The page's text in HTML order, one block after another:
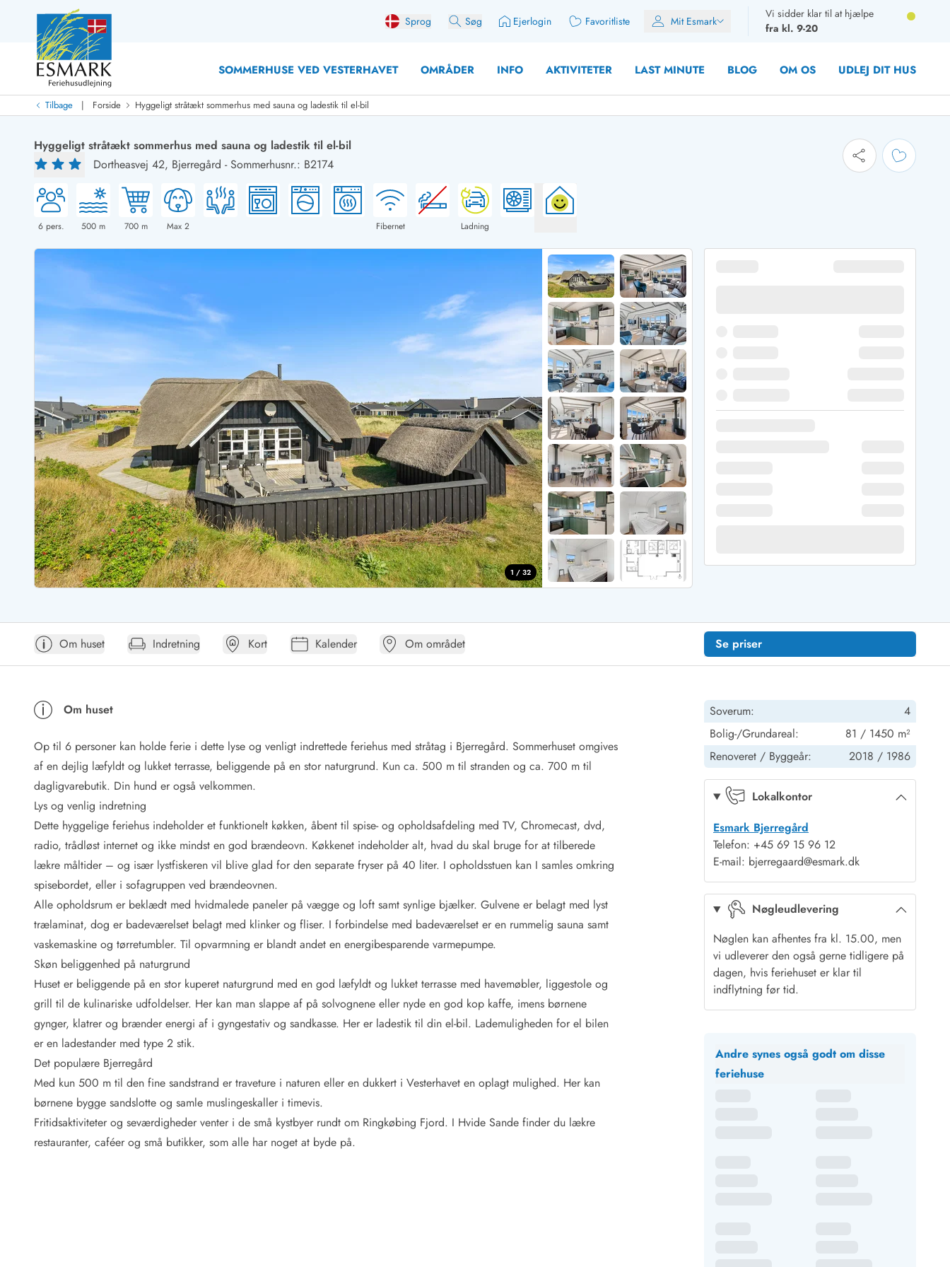
Sprog Søg Ejerlogin Favoritliste Mit Esmark
Vi sidder klar til at hjælpe
fra kl. 9-20
SOMMERHUSE VED VESTERHAVET OMRÅDER INFO AKTIVITETER LAST MINUTE BLOG OM OS UDLEJ DIT HUS
Last Minute
Last minute
Nyheder
Nyheder hos EsmarkMed swimmingpoolSommerhuse med hund
Nyrenoverede sommerhuse
Sommerhuse med slutrengøring inklusive
Sommerhuse tæt ved vandet
Nybyggede sommerhuse
Sommerhuse med sauna
Røgfrie/ikke-ryger sommerhuse
Sommerhuse med udsigt
Sommerhuse med spa
Sommerhuse med fredagsskift
Sommerhuse med lørdagsskift
Sommerhuse med søndagsskift
Sommerhuse med plads til fangsten
Sommerhuse med aktivitetsrum
Sommerhuse for 6 Personer
Sommerhuse for 8 Personer
Sommerhuse for 10 personer
Sommerhuse for 12 Personer
Sommerhuse i påskeferien
Sommerhuse i sommerferien
Sommerhuse i efterårsferien
Sommerhuse i vinterferien
Sommerhuse i juleferien
Sommerhuse til nytår
Sommerhuse i Bjerregård Sommerhuse i BlåvandSommerhuse i Hvide Sande
Sommerhuse i Søndervig
Sommerhuse i Årgab
Sommerhuse i Arrild
Sommerhuse i Bjerregård
Sommerhuse i Blåvand
Sommerhuse i Bork Havn
Sommerhuse i Fjand
Sommerhuse på Fanø
Sommerhuse i Grærup Strand
Sommerhuse i Haurvig
Sommerhuse i Henne Strand
Sommerhuse i Ho
Sommerhuse i Houstrup
Sommerhuse i Houvig
Sommerhus på Holmsland Klit
Sommerhuse på Holmsland
Sommerhuse i Hvide Sande
Sommerhuse i Jegum
Sommerhuse i Klegod
Sommerhuse i Lodbjerg Hede
Sommerhuse i Nr. Lyngvig
Sommerhuse på Rømø
Sommerhuse i Søndervig
Sommerhuse i Skodbjerge
Sommerhuse i Thorsminde
Sommerhuse i Vedersø Klit
Sommerhuse i Vejers Strand
Sommerhuse i Vester Husby
Esmark RejsecurityEsmark KidsVIPEsmark VIP partnerfordeleFordele hos os
Sommerhus ABC
Forbrugsafregning (Strøm, vand...)
Lån og lej
Rengøring
Gavekort
Book tidligt
Lejebetingelser
Vejret i Danmark
Sæsontider
Baderegler
Naturbeskyttelse
Webcam
Fotokonkurrence
Fordele hos os
Esmark Rejsecurity
Esmark KidsVIP
Esmark VIP: Fordele og rabataftaler
Prisgaranti
Ingen depositum
Gæsteanmeldelser
Gratis WiFi i ferieområdet
We love people!
Fritidsaktiviteter
Tilbage | Forside Hyggeligt stråtækt sommerhus med sauna og ladestik til el-bil
Hyggeligt stråtækt sommerhus med sauna og ladestik til el-bil
Dortheasvej 42, Bjerregård -Sommerhusnr.: B2174
6pers. 500 m 700m Max 2 Fibernet Ladning
1 / 32
Om huset Indretning Kort Kalender Om området Se priser
Om huset
Op til 6 personer kan holde ferie i dette lyse og venligt indrettede feriehus med stråtag i Bjerregård. Sommerhuset omgives
af en dejlig læfyldt og lukket terrasse, beliggende på en stor naturgrund. Kun ca. 500 m til stranden og ca. 700 m til
dagligvarebutik. Din hund er også velkommen.
Lys og venlig indretning
Dette hyggelige feriehus indeholder et funktionelt køkken, åbent til spise- og opholdsafdeling med TV, Chromecast, dvd,
radio, trådløst internet og ikke mindst en god brændeovn. Køkkenet indeholder alt, hvad du skal bruge for at tilberede
lækre måltider – og især lystfiskeren vil blive glad for den separate fryser på 40 liter. I opholdsstuen kan I samles omkring
spisebordet, eller i sofagruppen ved brændeovnen.
Alle opholdsrum er beklædt med hvidmalede paneler på vægge og loft samt synlige bjælker. Gulvene er belagt med lyst
trælaminat, dog er badeværelset belagt med klinker og fliser. I forbindelse med badeværelset er en rummelig sauna samt
vaskemaskine og tørretumbler. Til opvarmning er blandt andet en energibesparende varmepumpe.
Skøn beliggenhed på naturgrund
Huset er beliggende på en stor kuperet naturgrund med en god læfyldt og lukket terrasse med havemøbler, liggestole og
grill til de kulinariske udfoldelser. Her kan man slappe af på solvognene eller nyde en god kop kaffe, imens børnene
gynger, klatrer og brænder energi af i gyngestativ og sandkasse. Her er ladestik til din el-bil. Lademuligheden for el bilen
er en ladestander med type 2 stik.
Det populære Bjerregård
Med kun 500 m til den fine sandstrand er traveture i naturen eller en dukkert i Vesterhavet en oplagt mulighed. Her kan
børnene bygge sandslotte og samle muslingeskaller i timevis.
Fritidsaktiviteter og seværdigheder venter i de små kystbyer rundt om Ringkøbing Fjord. I Hvide Sande finder du lækre
restauranter, caféer og små butikker, som alle har noget at byde på.
Soverum:
4
Bolig-/Grundareal:
81 / 1450 m²
Renoveret / Byggeår: 2018 / 1986
Lokalkontor
Esmark Bjerregård
Telefon: +45 69 15 96 12
E-mail: bjerregaard@esmark.dk
Nøgleudlevering
Nøglen kan afhentes fra kl. 15.00, men
vi udleverer den også gerne tidligere på
dagen, hvis feriehuset er klar til
indflytning før tid.
Andre synes også godt om disse
feriehuse